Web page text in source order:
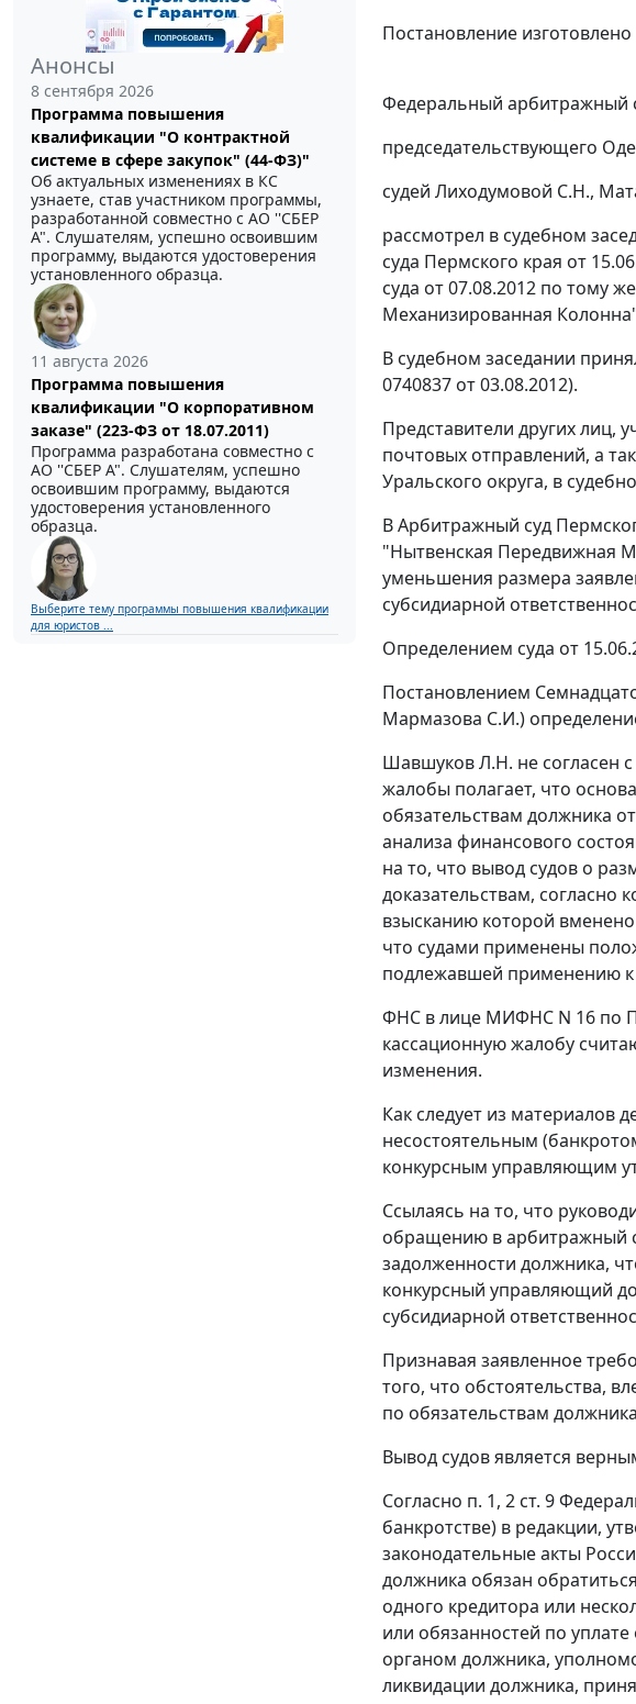
Анонсы
8 сентября 2026
Программа повышения
квалификации "О контрактной
системе в сфере закупок" (44-ФЗ)"
Об актуальных изменениях в КС
узнаете, став участником программы,
разработанной совместно с АО ''СБЕР
А". Слушателям, успешно освоившим
программу, выдаются удостоверения
установленного образца.
11 августа 2026
Программа повышения
квалификации "О корпоративном
заказе" (223-ФЗ от 18.07.2011)
Программа разработана совместно с
АО ''СБЕР А". Слушателям, успешно
освоившим программу, выдаются
удостоверения установленного
образца.
Выберите тему программы повышения квалификации
для юристов ...
Постановление
Федеральный арбитражный
председательствующего
судей Лиходумовой С.Н.,
рассмотрел в судебном
суда Пермского края от
суда от 07.08.2012 по тому
Механизированная
В судебном заседании
0740837 от 03.08.2012).
Представители других лиц,
почтовых отправлений, а
Уральского округа, в
В Арбитражный суд
"Нытвенская Передвижная
уменьшения размера
субсидиарной
Определением суда от
Постановлением
Мармазова С.И.)
Шавшуков Л.Н. не согласен
жалобы полагает, что
обязательствам должника
анализа финансового
на то, что вывод судов о
доказательствам,
взысканию которой
что судами применены
подлежавшей применению
ФНС в лице МИФНС N 16 по
кассационную жалобу
изменения.
Как следует из материалов
несостоятельным
конкурсным управляющим
Ссылаясь на то, что
обращению в арбитражный
задолженности должника,
конкурсный управляющий
субсидиарной
Признавая заявленное
того, что обстоятельства,
по обязательствам
Вывод судов является
Согласно п. 1, 2 ст. 9
банкротстве) в редакции,
законодательные акты
должника обязан
одного кредитора или
или обязанностей по
органом должника,
ликвидации должника,